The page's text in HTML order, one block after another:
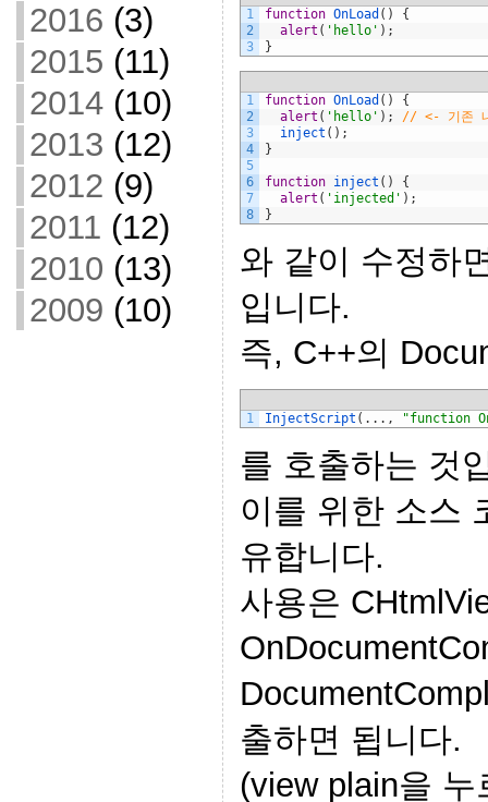
2016 (3)
2015 (11)
2014(10)
2013 (12)
2012 (9)
2011 (12)
2010 (13)
2009 (10)
1
2
3
function OnLoad ( )
{
alert ( 'hello' ) ;
}
1
2
3
4
5
6
7
8
function OnLoad ( )
{
alert ( 'hello' ) ;
// <- 기존
inject ( ) ;
}
function inject ( )
{
alert ( 'injected' ) ;
}
와 같이 수정하
입니다.
즉, C++의
1 InjectScript ( . . . , "function
를 호출하는 것
이를 위한 소스
유합니다.
사용은
출하면 됩니다.
(view plain을